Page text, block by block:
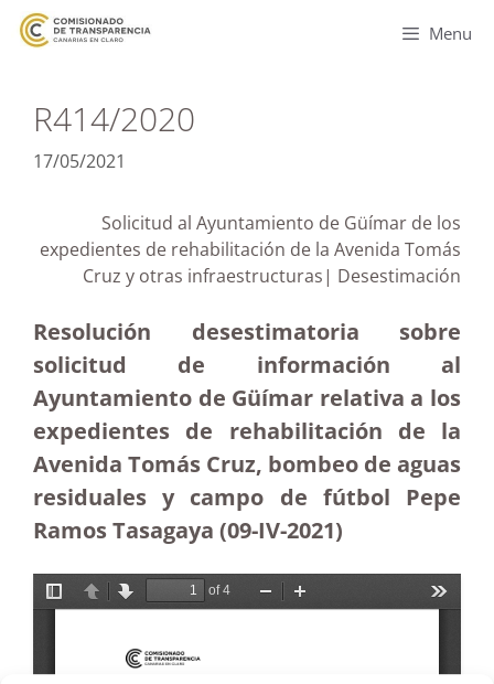
Menu
R414/2020
17/05/2021
Solicitud al Ayuntamiento de Güímar de los
expedientes de rehabilitación de la Avenida Tomás
Cruz y otras infraestructuras| Desestimación
Resolución desestimatoria sobre
solicitud de información al
Ayuntamiento de Güímar relativa a los
expedientes de rehabilitación de la
Avenida Tomás Cruz, bombeo de aguas
residuales y campo de fútbol Pepe
Ramos Tasagaya (09-IV-2021)